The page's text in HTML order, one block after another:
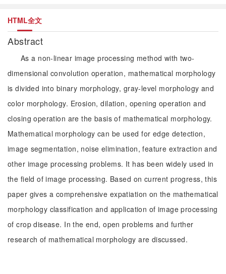
HTML全文
Abstract
As a non-linear image processing method with two-
dimensional convolution operation, mathematical morphology
is divided into binary morphology, gray-level morphology and
color morphology. Erosion, dilation, opening operation and
closing operation are the basis of mathematical morphology.
Mathematical morphology can be used for edge detection,
image segmentation, noise elimination, feature extraction and
other image processing problems. It has been widely used in
the field of image processing. Based on current progress, this
paper gives a comprehensive expatiation on the mathematical
morphology classification and application of image processing
of crop disease. In the end, open problems and further
research of mathematical morphology are discussed.